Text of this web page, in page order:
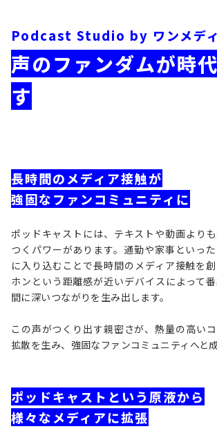
Podcast Studio by ワンメデ
声のファンダムが時
す
長時間のメディア接触が
強固なファンコミュニティに
ポッドキャストには、テキストや動画より
つくパワーがあります。通勤や家事といった
に入り込むことで長時間のメディア接触を
ホンという距離感が近いデバイスによって
間に深いつながりを生み出します。
この声がつくり出す親密さが、熱量の高い
拡散を生み、強固なファンコミュニティへと
ポッドキャストという原液から
様々なメディアに拡張